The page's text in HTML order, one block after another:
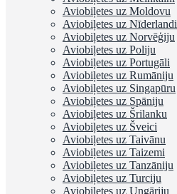
Aviobiļetes uz Moldovu
Aviobiļetes uz Nīderlandi
Aviobiļetes uz Norvēģiju
Aviobiļetes uz Poliju
Aviobiļetes uz Portugāli
Aviobiļetes uz Rumāniju
Aviobiļetes uz Singapūru
Aviobiļetes uz Spāniju
Aviobiļetes uz Šrilanku
Aviobiļetes uz Šveici
Aviobiļetes uz Taivānu
Aviobiļetes uz Taizemi
Aviobiļetes uz Tanzāniju
Aviobiļetes uz Turciju
Aviobiļetes uz Ungāriju